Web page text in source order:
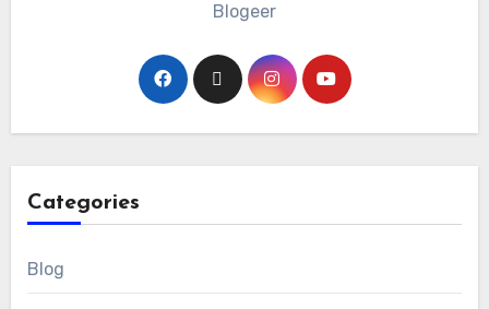
Blogeer
Categories
Blog